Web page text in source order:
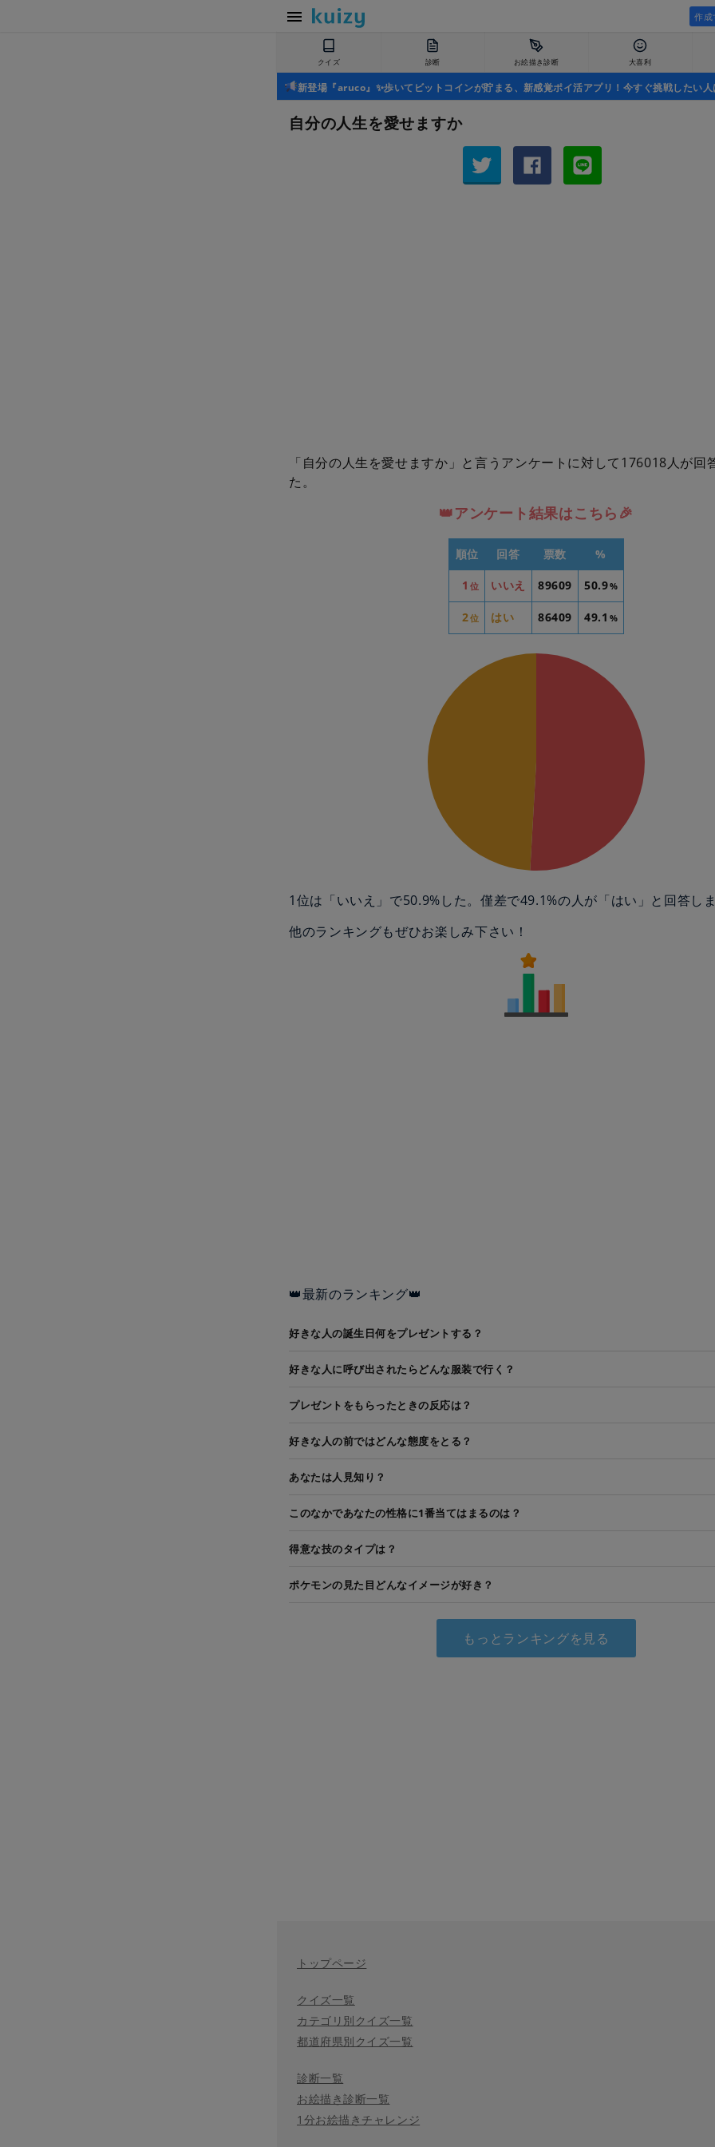
作成
クイズ 診断 お絵描き診断 大喜利
新登場『aruco』✨歩いてビットコインが貯まる、新感覚ポイ活アプリ！今すぐ挑戦したい人
自分の人生を愛せますか
「自分の人生を愛せますか」と言うアンケートに対して176018人が回
た。
👑アンケート結果はこちら🎉
順位 回答 票数 %
1 位 いいえ 89609 50.9%
2位 はい 86409 49.1 %
1位は「いいえ」で50.9%した。僅差で49.1%の人が「はい」と回答し
他のランキングもぜひお楽しみ下さい！
👑最新のランキング👑
好きな人の誕生日何をプレゼントする？
好きな人に呼び出されたらどんな服装で行く？
プレゼントをもらったときの反応は？
好きな人の前ではどんな態度をとる？
あなたは人見知り？
このなかであなたの性格に1番当てはまるのは？
得意な技のタイプは？
ポケモンの見た目どんなイメージが好き？
もっとランキングを見る
トップページ
クイズ一覧
カテゴリ別クイズ一覧
都道府県別クイズ一覧
診断一覧
お絵描き診断一覧
1分お絵描きチャレンジ